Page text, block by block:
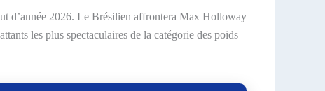
d’année 2026. Le Brésilien affrontera Max Holloway
les plus spectaculaires de la catégorie des poids